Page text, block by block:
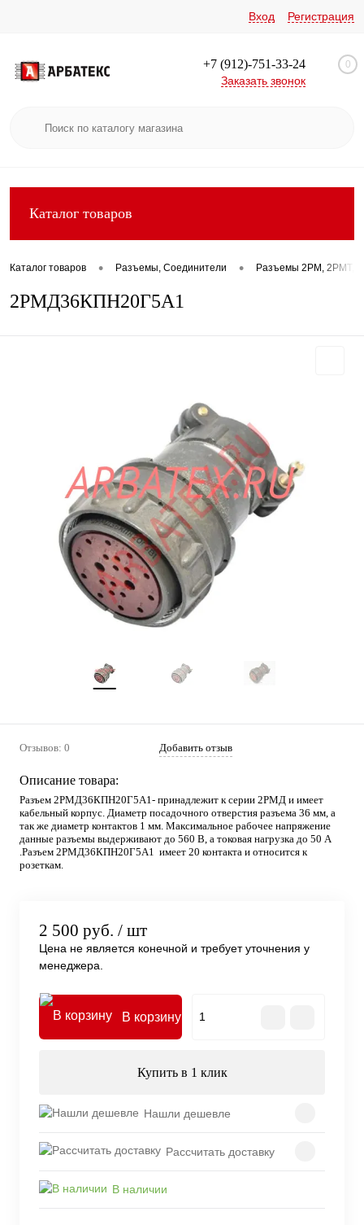
Вход Регистрация
+7 (912)-751-33-24
Заказать звонок
0
Каталог товаров
Каталог товаров • Разъемы, Соединители • Разъемы 2РМ, 2РМТ,
2РМД36КПН20Г5А1
Отзывов: 0 Добавить отзыв
Описание товара:
Разъем 2РМД36КПН20Г5А1- принадлежит к серии 2РМД и имеет
кабельный корпус. Диаметр посадочного отверстия разъема 36 мм, а
так же диаметр контактов 1 мм. Максимальное рабочее напряжение
данные разъемы выдерживают до 560 В, а токовая нагрузка до 50 А
.Разъем 2РМД36КПН20Г5А1 имеет 20 контакта и относится к
розеткам.
2 500 руб. / шт
Цена не является конечной и требует уточнения у
менеджера.
В корзину
Купить в 1 клик
Нашли дешевле
Рассчитать доставку
В наличии